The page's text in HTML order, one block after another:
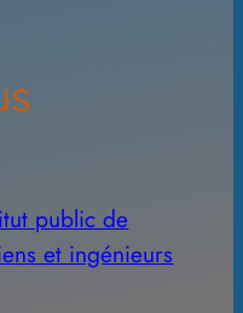
public de
et ingénieurs